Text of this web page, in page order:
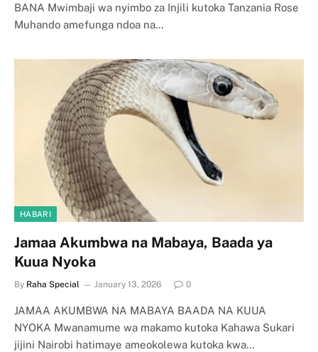
BANA Mwimbaji wa nyimbo za Injili kutoka Tanzania Rose
Muhando amefunga ndoa na…
HABARI
Jamaa Akumbwa na Mabaya, Baada ya
Kuua Nyoka
By Raha Special January 13, 2026 0
JAMAA AKUMBWA NA MABAYA BAADA NA KUUA
NYOKA Mwanamume wa makamo kutoka Kahawa Sukari
jijini Nairobi hatimaye ameokolewa kutoka kwa…